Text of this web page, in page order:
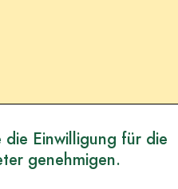
die Einwilligung für die
genehmigen.